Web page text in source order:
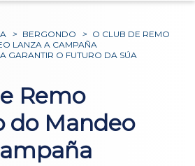
> BERGONDO > O CLUB DE REMO
LANZA A CAMPAÑA
GARANTIR O FUTURO DA SÚA
Remo
do Mandeo